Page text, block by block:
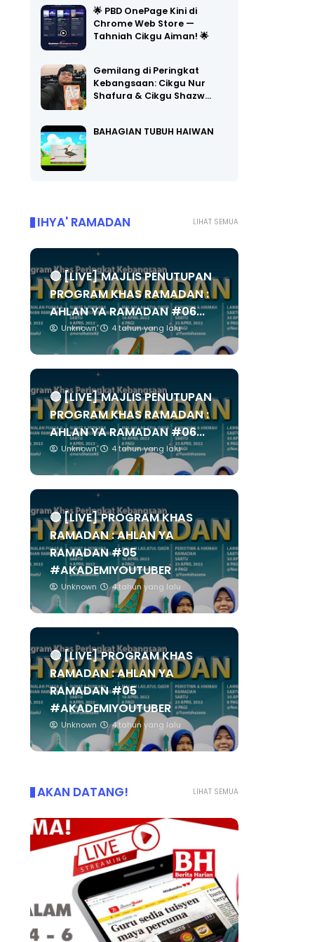
🌟 PBD OnePage Kini di
Chrome Web Store —
Tahniah Cikgu Aiman! 🌟
Gemilang di Peringkat
Kebangsaan: Cikgu Nur
Shafura & Cikgu Shazw…
BAHAGIAN TUBUH HAIWAN
LIHAT SEMUA
IHYA' RAMADAN
🔴 [LIVE] MAJLIS PENUTUPAN
PROGRAM KHAS RAMADAN :
AHLAN YA RAMADAN #06...
Unknown 4 tahun yang lalu
🔴 [LIVE] MAJLIS PENUTUPAN
PROGRAM KHAS RAMADAN :
AHLAN YA RAMADAN #06...
Unknown 4 tahun yang lalu
🔴 [LIVE] PROGRAM KHAS
RAMADAN : AHLAN YA
RAMADAN #05
#AKADEMIYOUTUBER
Unknown 4 tahun yang lalu
🔴 [LIVE] PROGRAM KHAS
RAMADAN : AHLAN YA
RAMADAN #05
#AKADEMIYOUTUBER
Unknown 4 tahun yang lalu
LIHAT SEMUA
AKAN DATANG!